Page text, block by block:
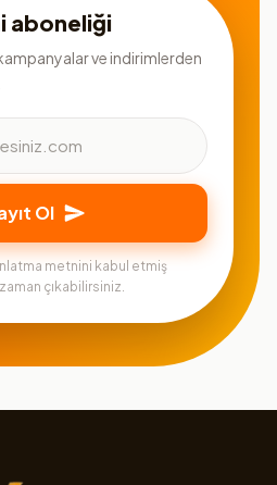
aboneliği
ve indirimlerden
Ol
metnini kabul etmiş
çıkabilirsiniz.